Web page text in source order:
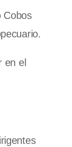
Cobos
en el